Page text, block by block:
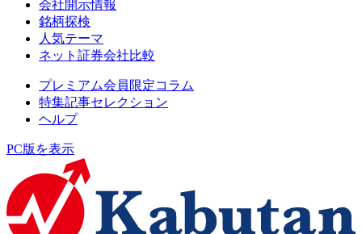
会社開示情報
銘柄探検
人気テーマ
ネット証券会社比較
プレミアム会員限定コラム
特集記事セレクション
ヘルプ
PC版を表示